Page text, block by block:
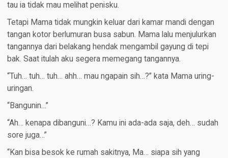
tau ia tidak mau melihat penisku.
Tetapi Mama tidak mungkin keluar dari kamar mandi dengan
tangan kotor berlumuran busa sabun. Mama lalu menjulurkan
tangannya dari belakang hendak mengambil gayung di tepi
bak. Saat itulah aku segera memegang tangannya.
“Tuh… tuh… tuh… ahh… mau ngapain sih…?” kata Mama uring-
uringan.
“Bangunin…”
“Ah… kenapa dibanguni…? Kamu ini ada-ada saja, deh… sudah
sore juga…”
“Kan bisa besok ke rumah sakitnya, Ma… siapa sih yang